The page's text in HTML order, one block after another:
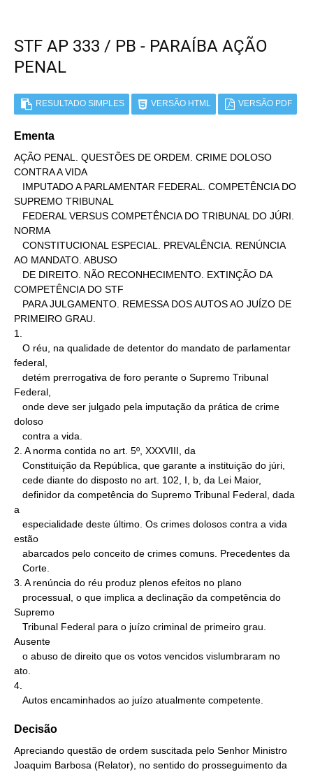
STF AP 333 / PB - PARAÍBA AÇÃO
PENAL
RESULTADO SIMPLES VERSÃO HTML VERSÃO PDF
Ementa
AÇÃO PENAL. QUESTÕES DE ORDEM. CRIME DOLOSO
CONTRA A VIDA
SUPREMO TRIBUNAL
NORMA
AO MANDATO. ABUSO
COMPETÊNCIA DO STF
PRIMEIRO GRAU.
1.
federal,
Federal,
doloso
2. A norma contida no art. 5º, XXXVIII, da
a
estão
3. A renúncia do réu produz plenos efeitos no plano
Supremo
Ausente
ato.
4.
   Autos encaminhados ao juízo atualmente competente.
Decisão
Apreciando questão de ordem suscitada pelo Senhor Ministro
Joaquim Barbosa (Relator), no sentido do prosseguimento da